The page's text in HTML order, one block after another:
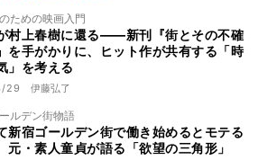
ための映画入門
村上春樹に還る——新刊『街とその不確
を手がかりに、ヒット作が共有する「時
」を考える
29 伊藤弘了
ルデン街物語
新宿ゴールデン街で働き始めるとモテる
・素人童貞が語る「欲望の三角形」